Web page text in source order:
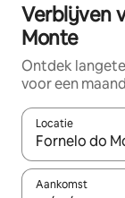
Verblijven
Monte
Ontdek
voor een
Locatie
Wanneer er
Aankomst